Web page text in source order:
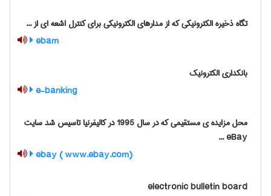
تگاه ذخیره الکترونیکی که از مدارهای الکترونیکی برای کنترل اشعه ای از ...
ebam
بانکداری الکترونیک
e-banking
محل مزایده ی مستقیمی که در سال 1995 در کالیفرنیا تاسیس شد سایت
eBay ...
ebay ( www.ebay.com)
electronic bulletin board